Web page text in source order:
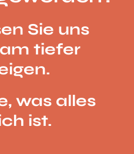
Sie uns
tiefer
was alles
ist.